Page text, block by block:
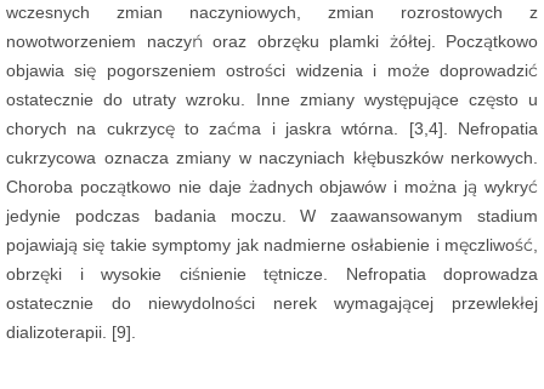
wczesnych zmian naczyniowych, zmian rozrostowych z
nowotworzeniem naczyń oraz obrzęku plamki żółtej. Początkowo
objawia się pogorszeniem ostrości widzenia i może doprowadzić
ostatecznie do utraty wzroku. Inne zmiany występujące często u
chorych na cukrzycę to zaćma i jaskra wtórna. [3,4]. Nefropatia
cukrzycowa oznacza zmiany w naczyniach kłębuszków nerkowych.
Choroba początkowo nie daje żadnych objawów i można ją wykryć
jedynie podczas badania moczu. W zaawansowanym stadium
pojawiają się takie symptomy jak nadmierne osłabienie i męczliwość,
obrzęki i wysokie ciśnienie tętnicze. Nefropatia doprowadza
ostatecznie do niewydolności nerek wymagającej przewlekłej
dializoterapii. [9].